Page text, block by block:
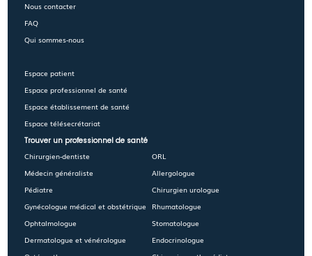
Nous contacter
FAQ
Qui sommes-nous
Espace patient
Espace professionnel de santé
Espace établissement de santé
Espace télésecrétariat
Trouver un professionnel de santé
Chirurgien-dentiste
Médecin généraliste
Pédiatre
Gynécologue médical et obstétrique
Ophtalmologue
Dermatologue et vénérologue
ORL
Allergologue
Chirurgien urologue
Rhumatologue
Stomatologue
Endocrinologue